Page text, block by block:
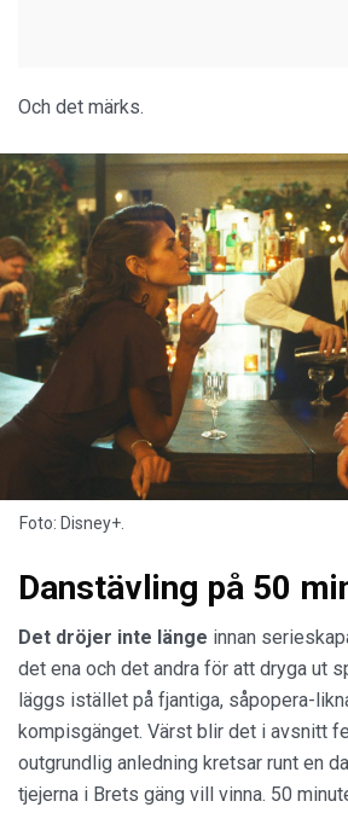
Och det märks.
Foto: Disney+.
Danstävling på 50
Det dröjer inte länge innan
det ena och det andra för att dryga ut
läggs istället på fjantiga, såpopera-
kompisgänget. Värst blir det i avsnitt
outgrundlig anledning kretsar runt en
tjejerna i Brets gäng vill vinna. 50